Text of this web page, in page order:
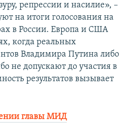
репрессии и насилие», –
на итоги голосования на
в России. Европа и США
когда реальных
Владимира Путина либо
не допускают до участия в
результатов вызывает
главы МИД